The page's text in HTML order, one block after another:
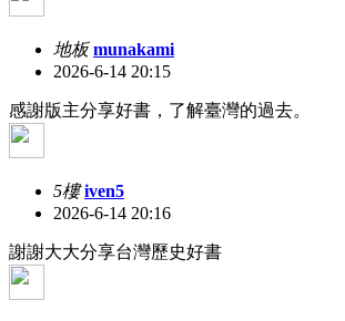
地板 munakami
2026-6-14 20:15
感謝版主分享好書，了解臺灣的過去。
5樓 iven5
2026-6-14 20:16
謝謝大大分享台灣歷史好書